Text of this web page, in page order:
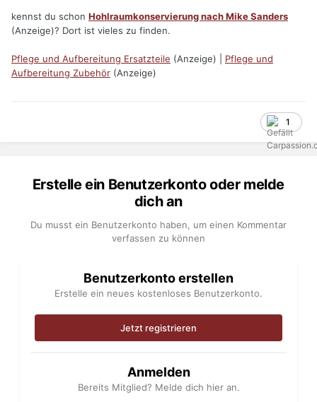
kennst du schon Hohlraumkonservierung nach Mike Sanders
(Anzeige)? Dort ist vieles zu finden.
Pflege und Aufbereitung Ersatzteile (Anzeige) | Pflege und
Aufbereitung Zubehör (Anzeige)
1
Erstelle ein Benutzerkonto oder melde
dich an
Du musst ein Benutzerkonto haben, um einen Kommentar
verfassen zu können
Benutzerkonto erstellen
Erstelle ein neues kostenloses Benutzerkonto.
Jetzt registrieren
Anmelden
Bereits Mitglied? Melde dich hier an.